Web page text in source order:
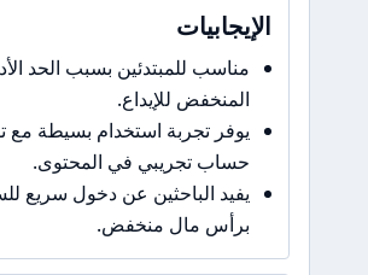
الإيجابيات
مناسب للمبتدئين بسبب الحد
المنخفض للإيداع.
يوفر تجربة استخدام بسيطة مع
حساب تجريبي في المحتوى.
يفيد الباحثين عن دخول سريع
برأس مال منخفض.